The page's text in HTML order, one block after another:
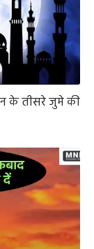
के तीसरे जुमे की